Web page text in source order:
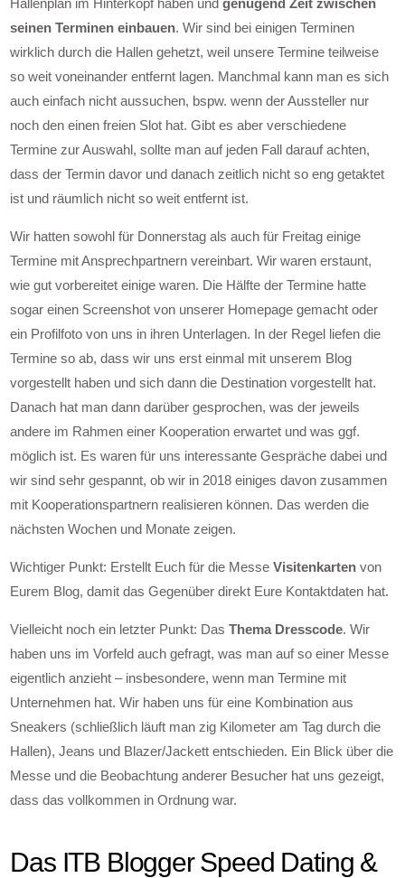
Hallenplan im Hinterkopf haben undgenügend Zeit zwischen
seinen Terminen einbauen. Wir sind bei einigen Terminen
wirklich durch die Hallen gehetzt, weil unsere Termine teilweise
so weit voneinander entfernt lagen. Manchmal kann man es sich
auch einfach nicht aussuchen, bspw. wenn der Aussteller nur
noch den einen freien Slot hat. Gibt es aber verschiedene
Termine zur Auswahl, sollte man auf jeden Fall darauf achten,
dass der Termin davor und danach zeitlich nicht so eng getaktet
ist und räumlich nicht so weit entfernt ist.
Wir hatten sowohl für Donnerstag als auch für Freitag einige
Termine mit Ansprechpartnern vereinbart. Wir waren erstaunt,
wie gut vorbereitet einige waren. Die Hälfte der Termine hatte
sogar einen Screenshot von unserer Homepage gemacht oder
ein Profilfoto von uns in ihren Unterlagen. In der Regel liefen die
Termine so ab, dass wir uns erst einmal mit unserem Blog
vorgestellt haben und sich dann die Destination vorgestellt hat.
Danach hat man dann darüber gesprochen, was der jeweils
andere im Rahmen einer Kooperation erwartet und was ggf.
möglich ist. Es waren für uns interessante Gespräche dabei und
wir sind sehr gespannt, ob wir in 2018 einiges davon zusammen
mit Kooperationspartnern realisieren können. Das werden die
nächsten Wochen und Monate zeigen.
Wichtiger Punkt: Erstellt Euch für die MesseVisitenkarten von
Eurem Blog, damit das Gegenüber direkt Eure Kontaktdaten hat.
Vielleicht noch ein letzter Punkt: DasThema Dresscode. Wir
haben uns im Vorfeld auch gefragt, was man auf so einer Messe
eigentlich anzieht – insbesondere, wenn man Termine mit
Unternehmen hat. Wir haben uns für eine Kombination aus
Sneakers (schließlich läuft man zig Kilometer am Tag durch die
Hallen), Jeans und Blazer/Jackett entschieden. Ein Blick über die
Messe und die Beobachtung anderer Besucher hat uns gezeigt,
dass das vollkommen in Ordnung war.
Das ITB Blogger Speed Dating &